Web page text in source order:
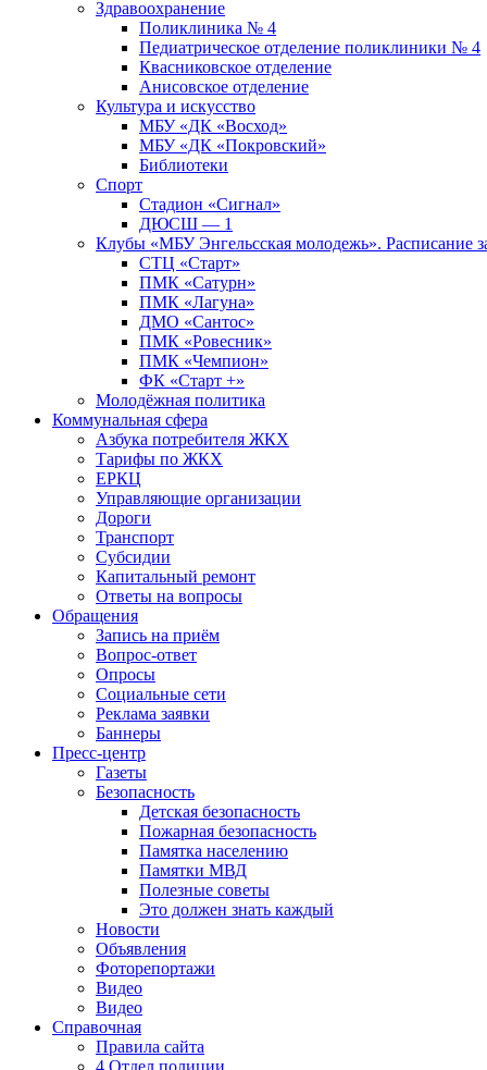
Здравоохранение
Поликлиника № 4
Педиатрическое отделение поликлиники № 4
Квасниковское отделение
Анисовское отделение
Культура и искусство
МБУ «ДК «Восход»
МБУ «ДК «Покровский»
Библиотеки
Спорт
Стадион «Сигнал»
ДЮСШ — 1
Клубы «МБУ Энгельсская молодежь». Расписание
СТЦ «Старт»
ПМК «Сатурн»
ПМК «Лагуна»
ДМО «Сантос»
ПМК «Ровесник»
ПМК «Чемпион»
ФК «Старт +»
Молодёжная политика
Коммунальная сфера
Азбука потребителя ЖКХ
Тарифы по ЖКХ
ЕРКЦ
Управляющие организации
Дороги
Транспорт
Субсидии
Капитальный ремонт
Ответы на вопросы
Обращения
Запись на приём
Вопрос-ответ
Опросы
Социальные сети
Реклама заявки
Баннеры
Пресс-центр
Газеты
Безопасность
Детская безопасность
Пожарная безопасность
Памятка населению
Памятки МВД
Полезные советы
Это должен знать каждый
Новости
Объявления
Фоторепортажи
Видео
Видео
Справочная
Правила сайта